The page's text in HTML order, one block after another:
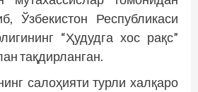
Ўзбекистон Республикаси
“Ҳудудга хос рақс”
тақдирланган.
салоҳияти турли халқаро